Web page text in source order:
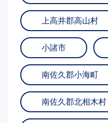
上高井郡高山村
小諸市
南佐久郡小海町
南佐久郡北相木村